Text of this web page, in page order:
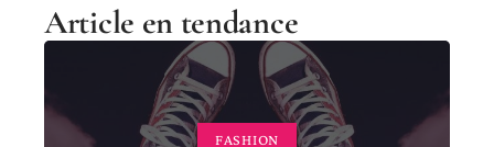
Article en tendance
FASHION